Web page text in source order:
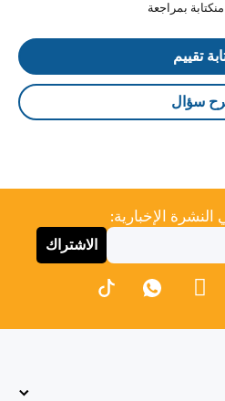
بمراجعة
تقييم
سؤال
النشرة الإخبارية:
الاشتراك